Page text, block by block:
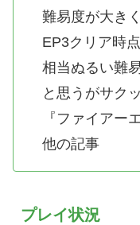
難易度が大き
EP3クリア時
相当ぬるい難
と思うがサク
『ファイアー
他の記事
プレイ状況